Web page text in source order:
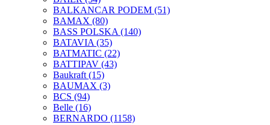
BALKANCAR PODEM (51)
BAMAX (80)
BASS POLSKA (140)
BATAVIA (35)
BATMATIC (22)
BATTIPAV (43)
Baukraft (15)
BAUMAX (3)
BCS (94)
Belle (16)
BERNARDO (1158)